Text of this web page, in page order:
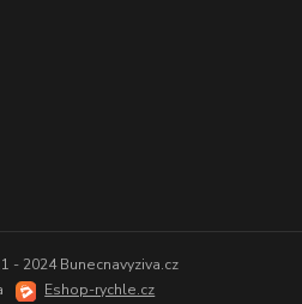
- 2024 Bunecnavyziva.cz
Eshop-rychle.cz